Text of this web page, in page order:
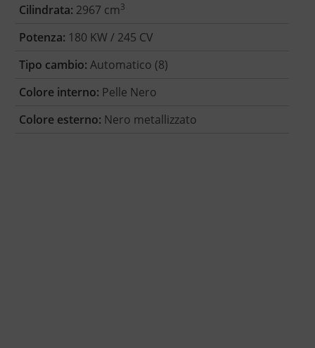
Cilindrata: 2967 cm3
Potenza: 180 KW / 245 CV
Tipo cambio: Automatico (8)
Colore interno: Pelle Nero
Colore esterno: Nero metallizzato